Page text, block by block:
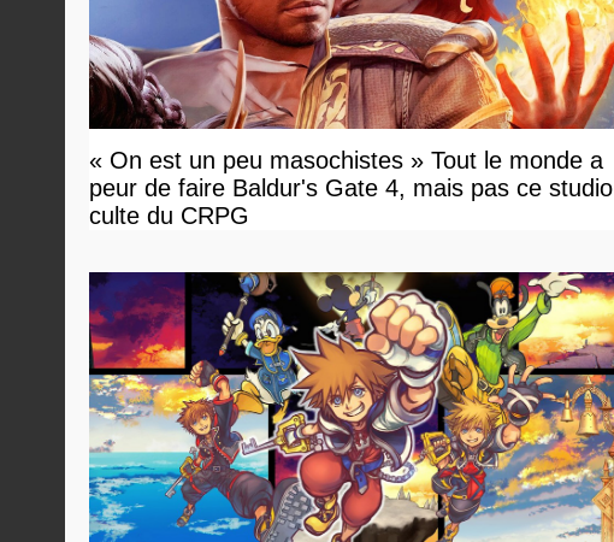
« On est un peu masochistes » Tout le monde a
peur de faire Baldur's Gate 4, mais pas ce studio
culte du CRPG